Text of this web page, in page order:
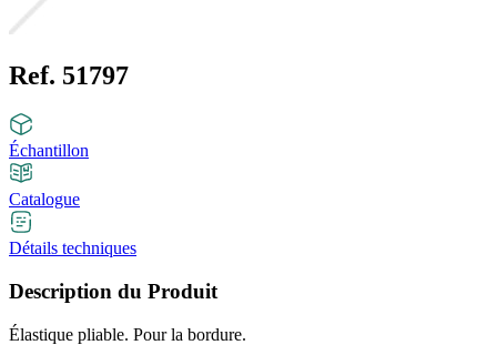
Ref. 51797
Échantillon
Catalogue
Détails techniques
Description du Produit
Élastique pliable. Pour la bordure.